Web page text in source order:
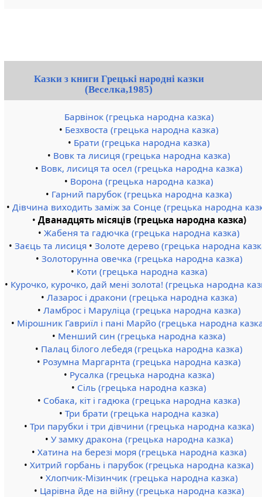
Казки з книги Грецькі народні казки
(Веселка,1985)
Барвінок (грецька народна казка)
• Безхвоста (грецька народна казка)
• Брати (грецька народна казка)
• Вовк та лисиця (грецька народна казка)
• Вовк, лисиця та осел (грецька народна казка)
• Ворона (грецька народна казка)
• Гарний парубок (грецька народна казка)
• Дівчина виходить заміж за Сонце (грецька народна
• Дванадцять місяців (грецька народна казка)
•Жабеня та гадючка (грецька народна казка)
• Заєць та лисиця • Золоте дерево (грецька народна
• Золоторунна овечка (грецька народна казка)
• Коти (грецька народна казка)
• Курочко, курочко, дай мені золота! (грецька народна
• Лазарос і дракони (грецька народна казка)
• Ламброс і Маруліца (грецька народна казка)
• Мірошник Гавриїл і пані Марйо (грецька народна
• Менший син (грецька народна казка)
• Палац білого лебедя (грецька народна казка)
• Розумна Маргарнта (грецька народна казка)
• Русалка (грецька народна казка)
• Сіль (грецька народна казка)
• Собака, кіт і гадюка (грецька народна казка)
•Три брати (грецька народна казка)
• Три парубки і три дівчини (грецька народна казка)
• У замку дракона (грецька народна казка)
• Хатина на березі моря (грецька народна казка)
•Хитрий горбань і парубок (грецька народна казка)
•Хлопчик-Мізинчик (грецька народна казка)
• Царівна йде на війну (грецька народна казка)